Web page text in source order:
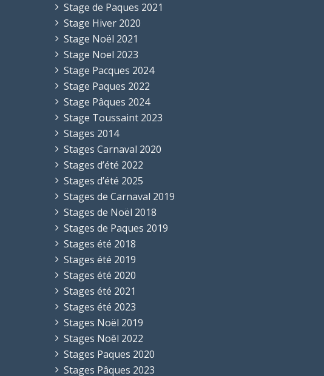
Stage de Paques 2021
Stage Hiver 2020
Stage Noël 2021
Stage Noel 2023
Stage Pacques 2024
Stage Paques 2022
Stage Pâques 2024
Stage Toussaint 2023
Stages 2014
Stages Carnaval 2020
Stages d’été 2022
Stages d’été 2025
Stages de Carnaval 2019
Stages de Noël 2018
Stages de Paques 2019
Stages été 2018
Stages été 2019
Stages été 2020
Stages été 2021
Stages été 2023
Stages Noël 2019
Stages Noêl 2022
Stages Paques 2020
Stages Pâques 2023